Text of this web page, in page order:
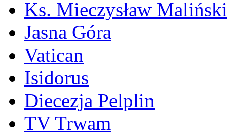
Ks. Mieczysław Maliński
Jasna Góra
Vatican
Isidorus
Diecezja Pelplin
TV Trwam